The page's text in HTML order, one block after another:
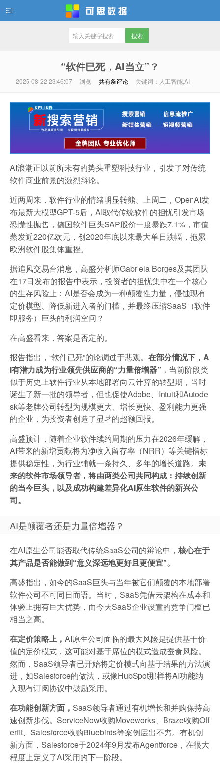
“软件已死，AI当立”？
2025-08-22 23:46:07 浏览 共有条评论 关键词：人工智能,AI
AI浪潮正以前所未有的势头重塑科技行业，引发了对传统
软件商业前景的激烈辩论。
近两周来，软件行业的情绪明显转熊。上周二，OpenAI发
布最新大模型GPT-5后，AI取代传统软件的担忧引发市场
恐慌性抛售，德国软件巨头SAP股价一度暴跌7.1%，市值
蒸发近220亿欧元，创2020年底以来最大单日跌幅，拖累
欧洲软件股集体重挫。
据追风交易台消息，高盛分析师Gabriela Borges及其团队
在17日发布的报告中表示，投资者的担忧集中在一个核心
的生存风险上：AI是否会成为一种颠覆性力量，侵蚀现有
定价模型、降低新进入者的门槛，并最终压缩SaaS（软件
即服务）巨头的利润空间？
在高盛看来，答案是否定的。
报告指出，“软件已死”的论调过于悲观。 在部分情况下，A
I有潜力成为行业领先供应商的“力量倍增器”， 当前阶段类
似于历史上软件行业从本地部署向云计算的转型期，当时
诞生了新一批的领导者，但也促使Adobe、Intuit和Autode
sk等老牌公司转型为规模更大、增长更快、盈利能力更强
的企业，为投资者创造了显著的超额回报。
高盛预计，随着企业软件续约周期的压力在2026年缓解，
AI带来的新增贡献将为净收入留存率（NRR）等关键指标
提供稳定性，为行业铺就一条持久、多年的增长道路。 未
来的软件市场领导者，将由两类公司共同构成：持续创新
的当今巨头，以及成功构建差异化AI原生软件的新兴公
司。
AI是颠覆者还是力量倍增器？
在AI原生公司能否取代传统SaaS公司的辩论中， 核心在于
其产品是否能做到“意义深远地更好且更便宜”。
高盛指出，如今的SaaS巨头与当年被它们颠覆的本地部署
软件公司不可同日而语。当时，SaaS凭借云架构在成本和
体验上拥有巨大优势，而今天SaaS企业设置的竞争门槛已
相当之高。
在定价策略上， AI原生公司面临的最大风险是提供基于价
值的定价模式，这可能对基于席位的模式造成蚕食风险。
然而，SaaS领导者已开始将定价模式向基于结果的方法演
进，如Salesforce的做法，或像HubSpot那样将AI功能纳
入现有订阅协议中鼓励采用。
在功能创新方面， SaaS领导者通过有机增长和并购保持高
速创新步伐。ServiceNow收购Moveworks、Braze收购Off
erfit、Salesforce收购Bluebirds等案例层出不穷。有机创
新方面，Salesforce于2024年9月发布Agentforce，在很大
程度上定义了AI采用的下一阶段。